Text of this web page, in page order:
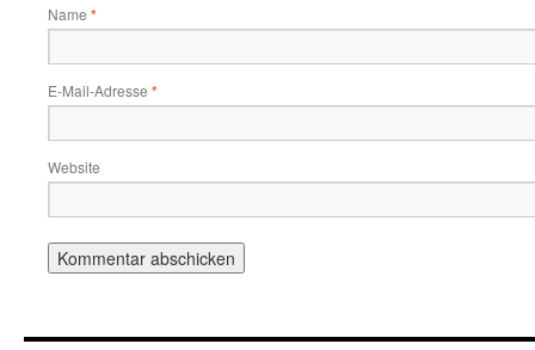
Name *
E-Mail-Adresse *
Website